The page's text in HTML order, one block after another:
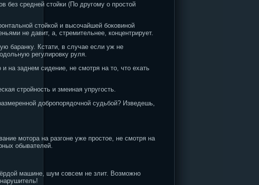
без средней стойки (По другому о простой
стойкой и высочайшей боковиной
не давит, а, стремительнее, концентрирует.
баранку. Кстати, в случае если уж не
регулировку руля.
на заднем сидение, не смотря на то, что ехать
стройность и змеиная упругость.
добропорядочной судьбой? Изведешь,
мотора на разгоне уже простое, не смотря на
обывателей.
машине, шум совсем не злит. Возможно